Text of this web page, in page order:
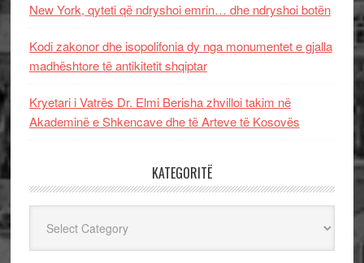
New York, qyteti që ndryshoi emrin… dhe ndryshoi botën
Kodi zakonor dhe isopolifonia dy nga monumentet e gjalla
madhështore të antikitetit shqiptar
Kryetari i Vatrës Dr. Elmi Berisha zhvilloi takim në
Akademinë e Shkencave dhe të Arteve të Kosovës
KATEGORITË